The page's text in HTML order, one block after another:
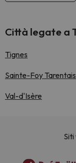
Città legate a
Tignes
Sainte-Foy
Val-d'Isère